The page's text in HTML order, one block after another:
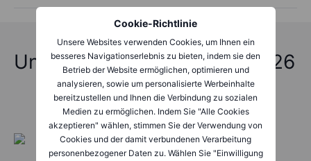
Cookie-Richtlinie
Unsere Websites verwenden Cookies, um Ihnen ein
besseres Navigationserlebnis zu bieten, indem sie den
Betrieb der Website ermöglichen, optimieren und
analysieren, sowie um personalisierte Werbeinhalte
bereitzustellen und Ihnen die Verbindung zu sozialen
Medien zu ermöglichen. Indem Sie "Alle Cookies
akzeptieren" wählen, stimmen Sie der Verwendung von
Cookies und der damit verbundenen Verarbeitung
personenbezogener Daten zu. Wählen Sie "Einwilligung
Unfassbare Vorhersagen 2026